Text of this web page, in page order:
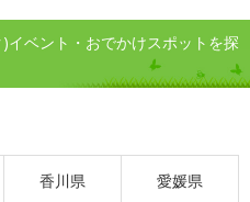
イベント・おでかけスポットを探
香川県 愛媛県